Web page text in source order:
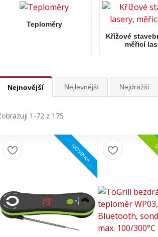
Teploměry
Křížové
měřicí
Nejnovější Nejlevnější Nejdražší
1-72 z 175
NOVINKA